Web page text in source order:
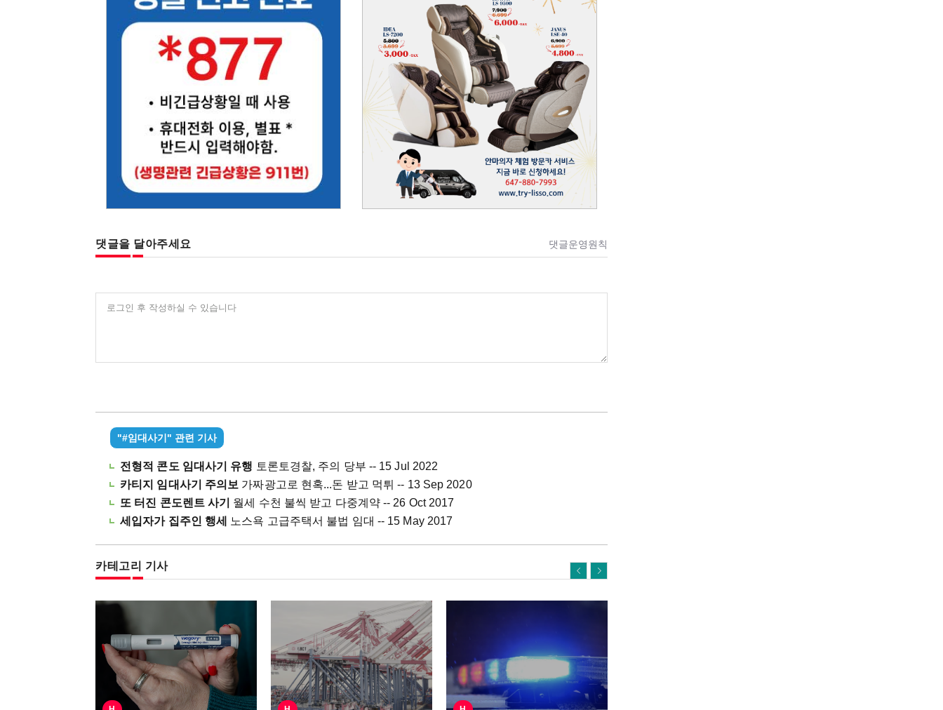
댓글을 달아주세요 댓글운영원칙
로그인 후 작성하실 수 있습니다
"#임대사기" 관련 기사
전형적 콘도 임대사기 유행 토론토경찰, 주의 당부 -- 15 Jul 2022
카티지 임대사기 주의보 가짜광고로 현혹...돈 받고 먹튀 -- 13 Sep 2020
또 터진 콘도렌트 사기 월세 수천 불씩 받고 다중계약 -- 26 Oct 2017
세입자가 집주인 행세
노스욕 고급주택서 불법 임대 -- 15 May 2017
카테고리 기사